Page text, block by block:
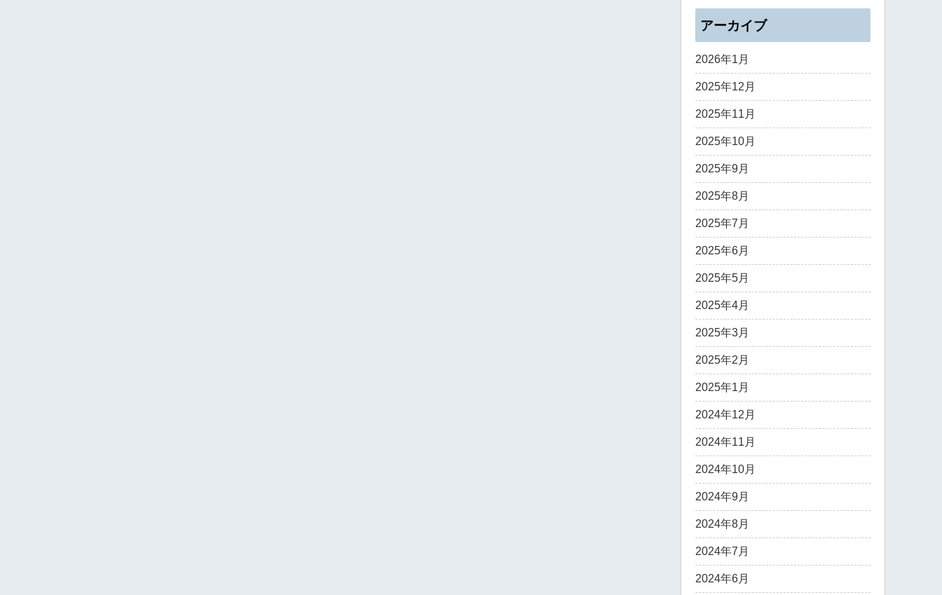
アーカイブ
2026年1月
2025年12月
2025年11月
2025年10月
2025年9月
2025年8月
2025年7月
2025年6月
2025年5月
2025年4月
2025年3月
2025年2月
2025年1月
2024年12月
2024年11月
2024年10月
2024年9月
2024年8月
2024年7月
2024年6月